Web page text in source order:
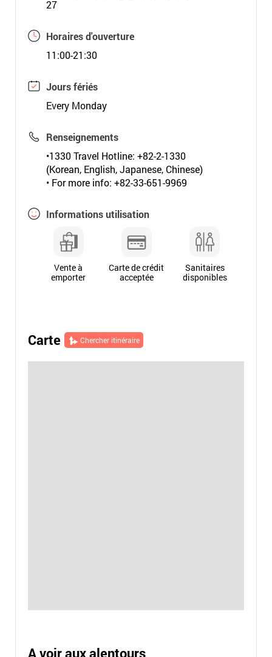
27
Horaires d'ouverture
11:00-21:30
Jours fériés
Every Monday
Renseignements
•1330 Travel Hotline: +82-2-1330
(Korean, English, Japanese, Chinese)
• For more info: +82-33-651-9969
Informations utilisation
Vente à
emporter
Carte de crédit
acceptée
Sanitaires
disponibles
Carte Chercher itinéraire
A voir aux alentours